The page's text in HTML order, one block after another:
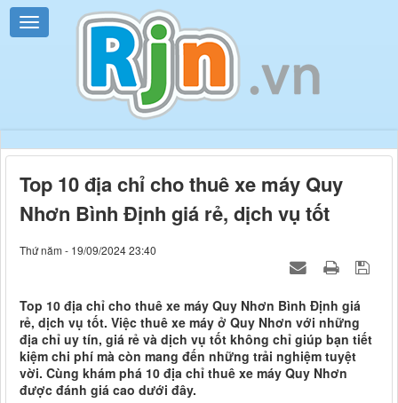
Top 10 địa chỉ cho thuê xe máy Quy
Nhơn Bình Định giá rẻ, dịch vụ tốt
Thứ năm - 19/09/2024 23:40
Top 10 địa chỉ cho thuê xe máy Quy Nhơn Bình Định giá
rẻ, dịch vụ tốt. Việc thuê xe máy ở Quy Nhơn với những
địa chỉ uy tín, giá rẻ và dịch vụ tốt không chỉ giúp bạn tiết
kiệm chi phí mà còn mang đến những trải nghiệm tuyệt
vời. Cùng khám phá 10 địa chỉ thuê xe máy Quy Nhơn
được đánh giá cao dưới đây.